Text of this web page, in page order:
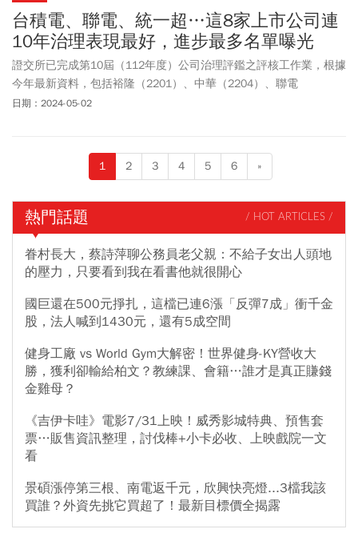
台積電、聯電、統一超…這8家上市公司連
10年治理表現最好，進步最多名單曝光
證交所已完成第10屆（112年度）公司治理評鑑之評核工作業，根據
今年最新資料，包括裕隆（2201）、中華（2204）、聯電
（2303）、台積電（2330）、統一超（2912）、台灣大
日期：2024-05-02
1 2 3 4 5 6 »
熱門話題 / HOT ARTICLES /
眷村長大，蔡詩萍聊公務員老父親：不給子女出人頭地
的壓力，只要看到我在看書他就很開心
國巨還在500元掙扎，這檔已連6漲「反彈7成」衝千金
股，法人喊到1430元，還有5成空間
健身工廠 vs World Gym大解密！世界健身-KY營收大
勝，獲利卻輸給柏文？教練課、會籍…誰才是真正賺錢
金雞母？
《吉伊卡哇》電影7/31上映！威秀影城特典、預售套
票…販售資訊整理，討伐棒+小卡必收、上映戲院一文
看
景碩漲停第三根、南電返千元，欣興快亮燈...3檔我該
買誰？外資先挑它買超了！最新目標價全揭露